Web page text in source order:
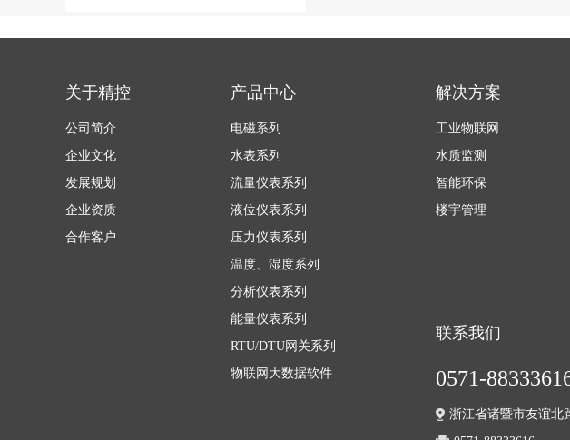
关于精控
公司简介
企业文化
发展规划
企业资质
合作客户
产品中心
电磁系列
水表系列
流量仪表系列
液位仪表系列
压力仪表系列
温度、湿度系列
分析仪表系列
能量仪表系列
RTU/DTU网关系列
物联网大数据软件
解决方案
工业物联网
水质监测
智能环保
楼宇管理
联系我们
0571-
浙江省诸暨市友谊北